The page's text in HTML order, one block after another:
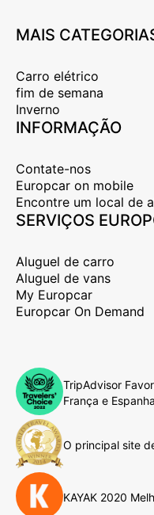
MAIS
Carro elétrico
fim de semana
Inverno
INFORMAÇÃO
Contate-nos
Europcar on mobile
Encontre um local de
SERVIÇOS
Aluguel de carro
Aluguel de vans
My Europcar
Europcar On Demand
TripAdvisor
França e
O principal site
KAYAK 2020